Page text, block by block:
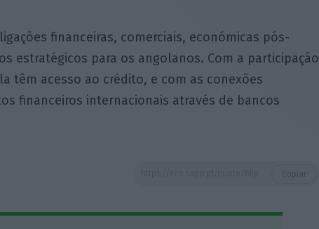
financeiras, comerciais, económicas pós-
estratégicos para os angolanos. Com a participação
têm acesso ao crédito, e com as conexões
financeiros internacionais através de bancos